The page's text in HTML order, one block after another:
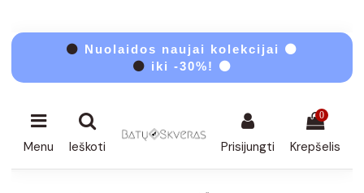
⚫ Nuolaidos naujai kolekcijai ⚫
⚫ iki -30%! ⚫
Menu Ieškoti Prisijungti
0
Krepšelis